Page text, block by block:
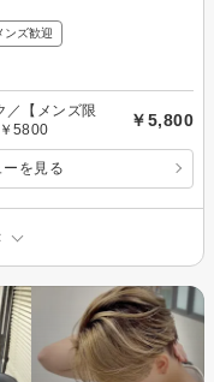
ンズ歓迎
／【メンズ限
5800
￥5,800
を見る